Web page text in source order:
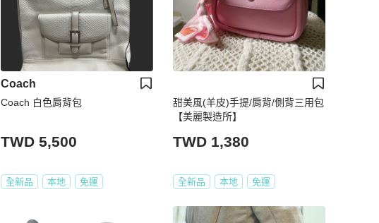
Coach
Coach 白色肩背包
TWD 5,500
全新品 本地 免運
甜美風(羊皮)手提/肩背/側背三用包
【美麗製造所】
TWD 1,380
全新品 本地 免運